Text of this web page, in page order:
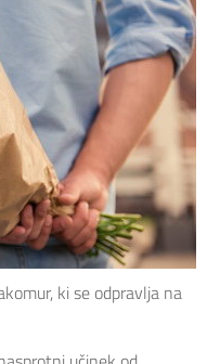
ki se odpravlja na